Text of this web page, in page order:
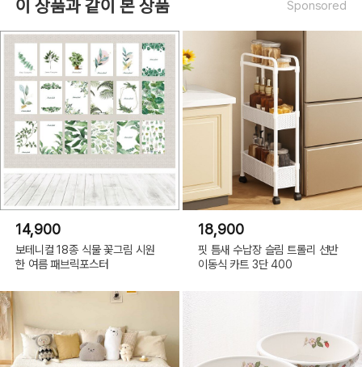
이 상품과 같이 본 상품 Sponsored
14,900
보테니컬 18종 식물 꽃그림 시원
한 여름 패브릭포스터
18,900
핏 틈새 수납장 슬림 트롤리 선반
이동식 카트 3단 400